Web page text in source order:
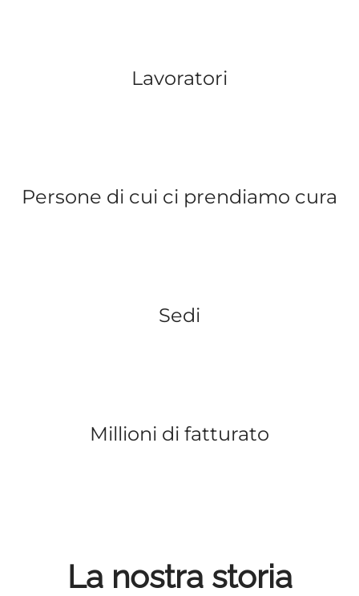
Lavoratori
Persone di cui ci prendiamo cura
Sedi
Millioni di fatturato
La nostra storia